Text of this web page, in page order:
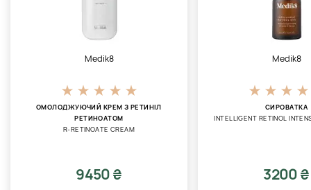
Medik8
ОМОЛОДЖУЮЧИЙ КРЕМ З РЕТИНІЛ
РЕТИНОАТОМ
R-RETINOATE CREAM
9450 ₴
Medik8
СИРОВАТКА
INTELLIGENT RETINOL
3200 ₴